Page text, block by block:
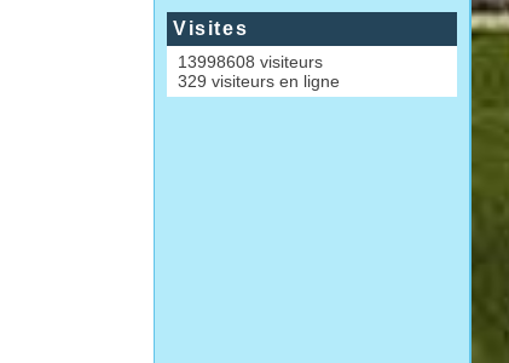
Visites
13998608 visiteurs
329 visiteurs en ligne